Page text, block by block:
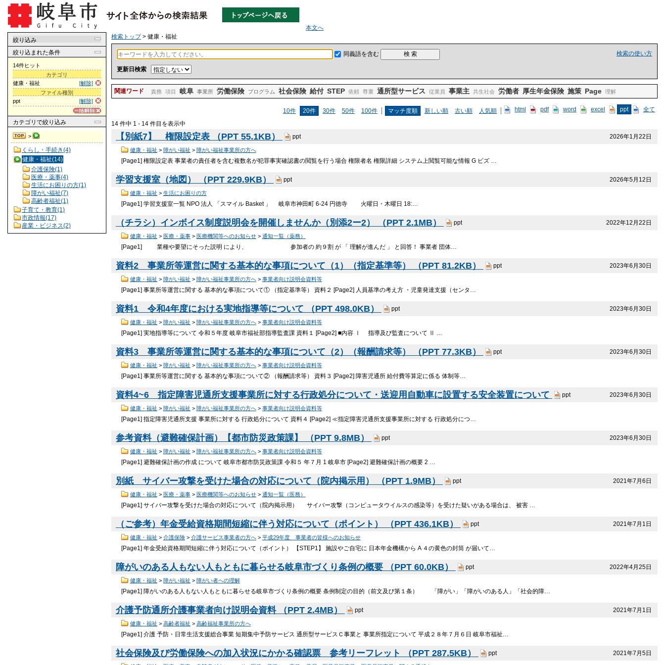
本文へ
絞り込み
絞り込まれた条件
14件ヒット
カテゴリ
[解除]
健康・福祉
ファイル種別
[解除]
ppt
カテゴリ で絞り込み
>
くらし・手続き(4)
健康・福祉(14)
介護保険(1)
医療・薬事(4)
生活にお困りの方(1)
障がい福祉(7)
高齢者福祉(1)
子育て・教育(1)
市政情報(17)
産業・ビジネス(2)
検索トップ> 健康・福祉
検索の使い方
同義語を含む
更新日検索
関連ワード 責務 項目 岐阜 事業所 労働保険 プログラム 社会保険 給付 STEP 依頼 尊重 通所型サービス 従業員 事業主 共生社会 労働者 厚生年金保険 施策 Page 理解
10件 20件 30件 50件 100件 マッチ度順 新しい順 古い順 人気順 html pdf word excel ppt 全て
14 件中 1 - 14 件目を表示中
2026年1月22日
【別紙7】 権限設定表 （PPT 55.1KB） ppt
健康・福祉 > 障がい福祉 > 障がい福祉事業所の方へ
[Page1] 権限設定表 事業者の責任者を含む複数名が犯罪事実確認書の閲覧を行う場合 権限者名 権限詳細 システム上閲覧可能な情報 G ビズ …
2026年5月12日
学習支援室（地図） （PPT 229.9KB） ppt
健康・福祉 > 生活にお困りの方
[Page1] 学習支援室一覧 NPO 法人 「スマイル Basket 」 岐阜市神田町 6-24 円徳寺 火曜日・木曜日 18:…
2022年12月22日
（チラシ）インボイス制度説明会を開催しませんか（別添2ー2） （PPT 2.1MB） ppt
健康・福祉 > 医療・薬事> 医療機関等へのお知らせ> 通知一覧（薬務）
[Page1] 業種や要望にそった説明 により、 参加者の 約９割 が 「 理解が進んだ 」 と回答！ 事業者 団体…
2023年6月30日
資料2 事業所等運営に関する基本的な事項について（1）（指定基準等） （PPT 81.2KB） ppt
健康・福祉 > 障がい福祉 > 障がい福祉事業所の方へ> 事業者向け説明会資料等
[Page1] 事業所等運営に関する 基本的な事項について① （指定基準等） 資料２ [Page2] 人員基準の考え方 ・児童発達支援（センタ…
2023年6月30日
資料1 令和4年度における実地指導等について （PPT 498.0KB） ppt
健康・福祉 > 障がい福祉 > 障がい福祉事業所の方へ> 事業者向け説明会資料等
[Page1] 実地指導等について 令和５年度 岐阜市福祉部指導監査課 資料１ [Page2] ■内容 Ⅰ 指導及び監査について Ⅱ …
2023年6月30日
資料3 事業所等運営に関する基本的な事項について（2）（報酬請求等） （PPT 77.3KB） ppt
健康・福祉 > 障がい福祉 > 障がい福祉事業所の方へ> 事業者向け説明会資料等
[Page1] 事業所等運営に関する 基本的な事項について② （報酬請求等） 資料３ [Page2] 障害児通所 給付費等算定に係る 体制等…
2023年6月30日
資料4~6 指定障害児通所支援事業所に対する行政処分について・送迎用自動車に設置する安全装置について ppt
健康・福祉 > 障がい福祉 > 障がい福祉事業所の方へ> 事業者向け説明会資料等
[Page1] 指定障害児通所支援 事業所に対する 行政処分について 資料４ [Page2] ≪指定障害児通所支援事業所に対する 行政処分につ…
2023年6月30日
参考資料（避難確保計画）【都市防災政策課】 （PPT 9.8MB） ppt
健康・福祉 > 障がい福祉 > 障がい福祉事業所の方へ> 事業者向け説明会資料等
[Page1] 避難確保計画の作成 について 岐阜市都市防災政策課 令和５ 年７月 1 岐阜市 [Page2] 避難確保計画の概要 2 …
2021年7月6日
別紙 サイバー攻撃を受けた場合の対応について（院内掲示用） （PPT 1.9MB） ppt
健康・福祉 > 医療・薬事> 医療機関等へのお知らせ> 通知一覧（医務）
[Page1] サイバー攻撃を受けた場合の対応について（院内掲示用） サイバー攻撃（コンピュータウイルスの感染等）を受けた疑いがある場合は、 被害 …
2021年7月1日
（ご参考）年金受給資格期間短縮に伴う対応について（ポイント） （PPT 436.1KB） ppt
健康・福祉 > 介護保険> 介護サービス事業者の方へ> 平成29年度 事業者の皆様へのお知らせ
[Page1] 年金受給資格期間短縮に伴う対応について（ポイント） 【STEP1】 施設やご自宅に 日本年金機構から A ４の黄色の封筒 が届いて…
2022年4月25日
障がいのある人もない人もともに暮らせる岐阜市づくり条例の概要 （PPT 60.0KB） ppt
健康・福祉 > 障がい福祉 > 障がい者への理解
[Page1] 障がいのある人もない人もともに暮らせる岐阜市づくり条例の概要 条例制定の目的（前文及び第１条） 「障がい」「障がいのある人」「社会的障…
2021年7月1日
介護予防通所介護事業者向け説明会資料 （PPT 2.4MB） ppt
健康・福祉 > 高齢者福祉 > 高齢福祉事業所の方へ
[Page1] 介護 予防・日常生活支援総合事業 短期集中予防サービス 通所型サービスＣ事業と 事業所指定について 平成２８年７月６日 岐阜市福祉…
2021年7月5日
社会保険及び労働保険への加入状況にかかる確認票 参考リーフレット （PPT 287.5KB） ppt